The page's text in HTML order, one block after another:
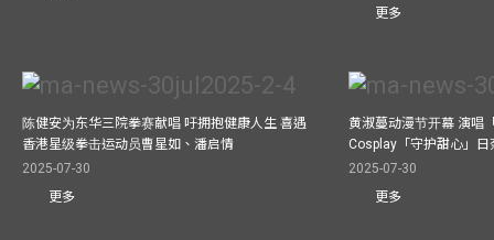
更多
陈健安为东华三院拳赛献唱 吁拥抱健康人生 喜遇
香港星级拳击运动员曹星如、潘启情
2025-07-30
更多
黄淑蔓动漫节开幕 演唱
Cosplay「守护甜心」
2025-07-30
更多